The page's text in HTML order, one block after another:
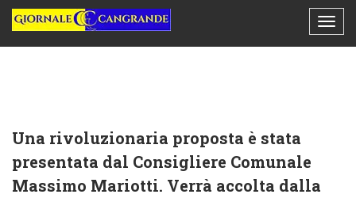
Una rivoluzionaria proposta è stata
presentata dal Consigliere Comunale
Massimo Mariotti. Verrà accolta dalla